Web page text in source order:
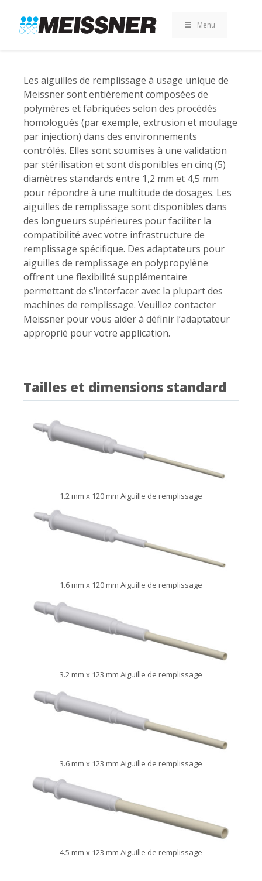
search
footer
contenu
Menu
Les aiguilles de remplissage à usage unique de
Meissner sont entièrement composées de
polymères et fabriquées selon des procédés
homologués (par exemple, extrusion et moulage
par injection) dans des environnements
contrôlés. Elles sont soumises à une validation
par stérilisation et sont disponibles en cinq (5)
diamètres standards entre 1,2 mm et 4,5 mm
pour répondre à une multitude de dosages. Les
aiguilles de remplissage sont disponibles dans
des longueurs supérieures pour faciliter la
compatibilité avec votre infrastructure de
remplissage spécifique. Des adaptateurs pour
aiguilles de remplissage en polypropylène
offrent une flexibilité supplémentaire
permettant de s’interfacer avec la plupart des
machines de remplissage. Veuillez contacter
Meissner pour vous aider à définir l’adaptateur
approprié pour votre application.
Tailles et dimensions standard
1.2 mm x 120 mm Aiguille de remplissage
1.6 mm x 120 mm Aiguille de remplissage
3.2 mm x 123 mm Aiguille de remplissage
3.6 mm x 123 mm Aiguille de remplissage
4.5 mm x 123 mm Aiguille de remplissage